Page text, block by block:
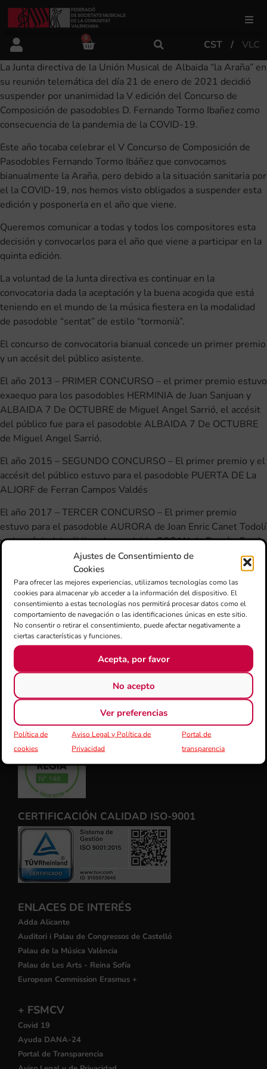
Ajustes de Consentimiento de
Cookies
Para ofrecer las mejores experiencias, utilizamos tecnologías como las
cookies para almacenar y/o acceder a la información del dispositivo. El
consentimiento a estas tecnologías nos permitirá procesar datos como el
comportamiento de navegación o las identificaciones únicas en este sitio.
No consentir o retirar el consentimiento, puede afectar negativamente a
ciertas características y funciones.
Acepta, por favor
No acepto
Ver preferencias
Política de
cookies
Aviso Legal y Política de
Privacidad
Portal de
transparencia
FSMCV
Áreas de gestión
Área educativa
Área artística
Actualidad
Tienda
0
CST
VLC
La Junta directiva de la Unión Musical de Albaida “la Araña” en
su reunión telemática del día 21 de enero de 2021 decidió
suspender por unanimidad la V edición del Concurso de
Composición de pasodobles D. Fernando Tormo Ibañez como
consecuencia de la pandemia de la COVID-19.
Este año tocaba celebrar el V Concurso de Composición de
Pasodobles Fernando Tormo Ibáñez que convocamos
bianualmente la Araña, pero debido a la situación sanitaria por
el la COVID-19, nos hemos visto obligados a suspender esta
edición y posponerla en el año que viene.
Queremos comunicar a todas y todos los compositores esta
decisión y convocarlos para el año que viene a participar en la
quinta edición.
La voluntad de la Junta directiva es continuar en la
convocatoria dada la aceptación y la buena acogida que está
teniendo en el mundo de la música fiestera en la modalidad
de pasodoble “sentat” de estilo “tormonià”.
El concurso de convocatoria bianual concede un primer premio
y un accésit del público asistente.
El año 2013 – PRIMER CONCURSO – el primer premio estuvo
exaequo para los pasodobles HERMINIA de Juan Sanjuan y
ALBAIDA 7 De OCTUBRE de Miguel Angel Sarrió, el accésit
del público fue para el pasodoble ALBAIDA 7 De OCTUBRE
de Miguel Angel Sarrió.
El año 2015 – SEGUNDO CONCURSO – El primer premio y el
accésit del público estuvo para el pasodoble PUERTA DE La
ALJORF de Ferran Campos Valdés
El año 2017 – TERCER CONCURSO – El primer premio
estuvo para el pasodoble AURORA de Joan Enric Canet Todolí
y el accésit del público al pasodoble COSAN de Ramón Garcia
El año 2019 – QUART CONCURSO – Obtuvo mención
honorifica el pasodoble EL TIO PÍA de Joan Llorens Ripoll y el
accésit del público el pasodoble A LOS YAYOS de Pablo Soler
Albert.
FSMCV
REGISTRO DE GRUPOS DE INTERÉS GVA
CERTIFICACIÓN CALIDAD ISO-9001
ENLACES DE INTERÉS
Adda Alicante
Auditori i Palau de Congressos de Castelló
Palau de la Música València
Palau de Les Arts - Reina Sofía
European Commission Erasmus +
+ FSMCV
Covid 19
Ayuda DANA-24
Portal de Transparencia